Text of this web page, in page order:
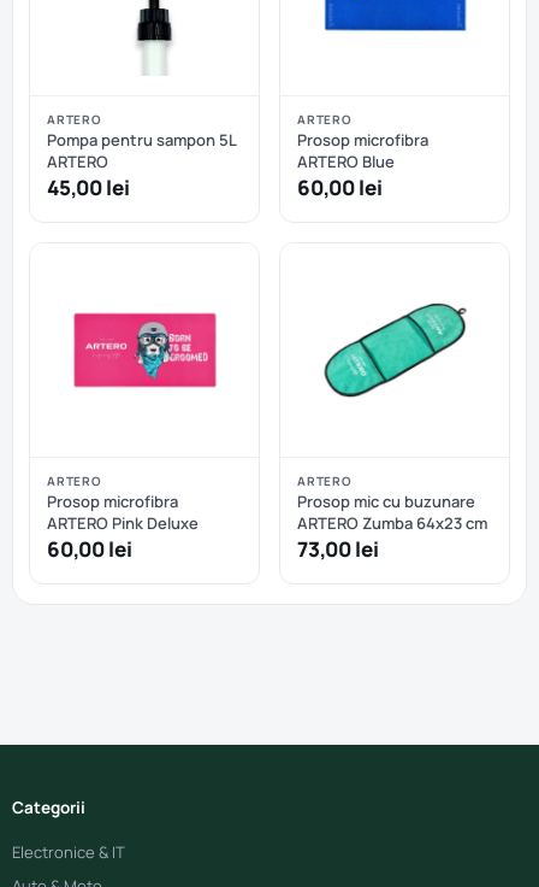
ARTERO
Pompa pentru sampon 5L
ARTERO
45,00 lei
ARTERO
Prosop microfibra
ARTERO Blue
60,00 lei
ARTERO
Prosop microfibra
ARTERO Pink Deluxe
60,00 lei
ARTERO
Prosop mic cu buzunare
ARTERO Zumba 64x23 cm
73,00 lei
Categorii
Electronice & IT